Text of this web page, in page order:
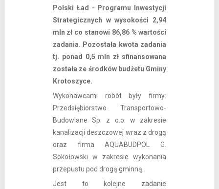
Polski Ład - Programu Inwestycji
Strategicznych w wysokości 2,94
mln zł co stanowi 86,86 % wartości
zadania. Pozostała kwota zadania
tj. ponad 0,5 mln zł sfinansowana
została ze środków budżetu Gminy
Krotoszyce.
Wykonawcami robót były firmy:
Przedsiębiorstwo Transportowo-
Budowlane Sp. z o.o. w zakresie
kanalizacji deszczowej wraz z drogą
oraz firma AQUABUDPOL G.
Sokołowski w zakresie wykonania
przepustu pod drogą gminną.
Jest to kolejne zadanie